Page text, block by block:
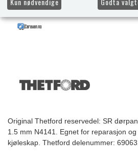
Original Thetford reservedel: SR
1.5 mm N4141. Egnet for reparasjon
kjøleskap. Thetford delenummer: